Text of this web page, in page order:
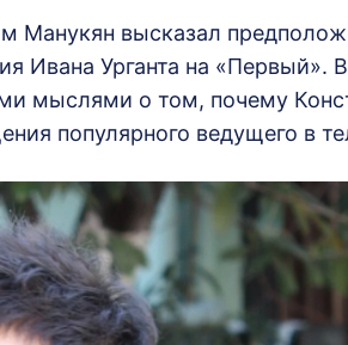
Манукян высказал
Ивана Урганта на «Первый».
мыслями о том, почему
популярного ведущего в